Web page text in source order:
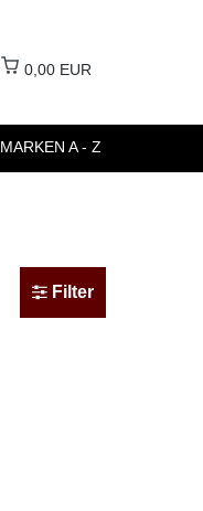
0,00 EUR
MARKEN A - Z
Filter